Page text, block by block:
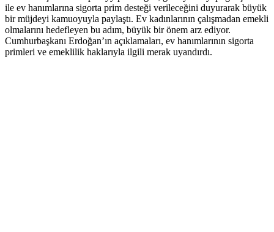
ile ev hanımlarına sigorta prim desteği verileceğini duyurarak büyük
bir müjdeyi kamuoyuyla paylaştı. Ev kadınlarının çalışmadan emekli
olmalarını hedefleyen bu adım, büyük bir önem arz ediyor.
Cumhurbaşkanı Erdoğan’ın açıklamaları, ev hanımlarının sigorta
primleri ve emeklilik haklarıyla ilgili merak uyandırdı.